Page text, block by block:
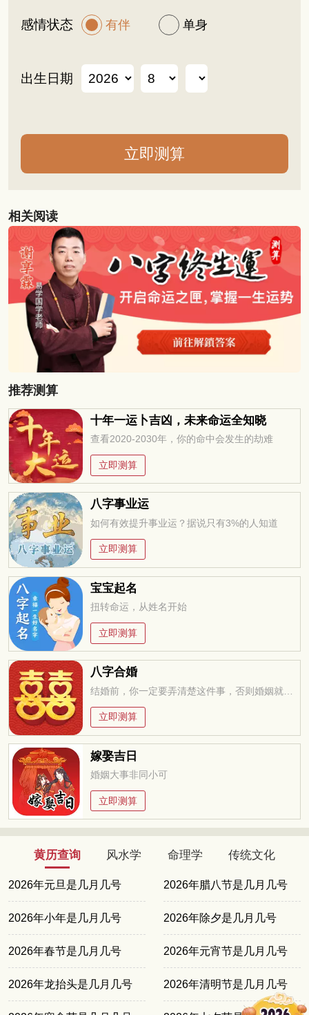
感情状态 有伴 单身
出生日期
相关阅读
推荐测算
十年一运卜吉凶，未来命运全知晓
查看2020-2030年，你的命中会发生的劫难
立即测算
八字事业运
如何有效提升事业运？据说只有3%的人知道
立即测算
宝宝起名
扭转命运，从姓名开始
立即测算
八字合婚
立即测算
嫁娶吉日
婚姻大事非同小可
立即测算
黄历查询 风水学 命理学 传统文化
2026年元旦是几月几号 2026年腊八节是几月几号
2026年小年是几月几号 2026年除夕是几月几号
2026年春节是几月几号 2026年元宵节是几月几号
2026年龙抬头是几月几号 2026年清明节是几月几号